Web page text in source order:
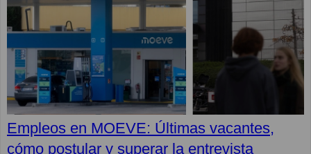
Empleos en MOEVE: Últimas vacantes,
cómo postular y superar la entrevista